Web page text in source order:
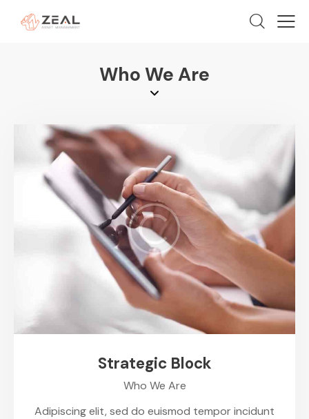
Who We Are
Strategic Block
Who We Are
Adipiscing elit, sed do euismod tempor incidunt